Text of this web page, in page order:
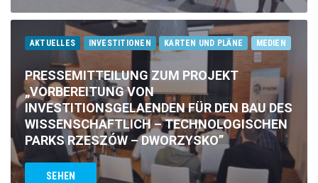
AKTUELLES INVESTITIONEN KARTEN UND PLÄNE MEDIEN
PRESSEMITTEILUNG ZUM PROJEKT
„VORBEREITUNG VON
INVESTITIONSGELAENDEN FÜR DEN BAU DES
WISSENSCHAFTLICH – TECHNOLOGISCHEN
PARKS RZESZÓW – DWORZYSKO”
SEHEN